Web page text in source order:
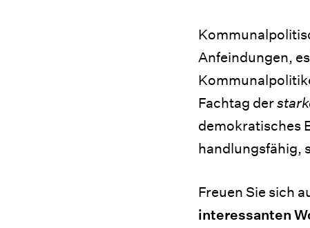
Anfeindungen,
Fachtag der
demokratisches
handlungsfähig,
Freuen Sie sich
interessanten